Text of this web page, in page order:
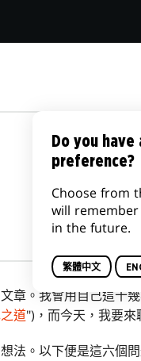
章。我會用自己這十
道")，而今天，我要來
法。以下便是這六個問
Do you have
preference?
Choose from
will
in the future.
繁體中文